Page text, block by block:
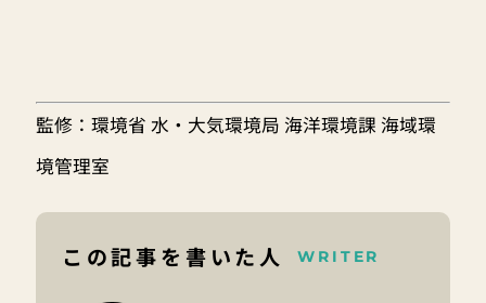
監修：環境省 水・大気環境局 海洋環境課 海域環
境管理室
この記事を書いた人 WRITER